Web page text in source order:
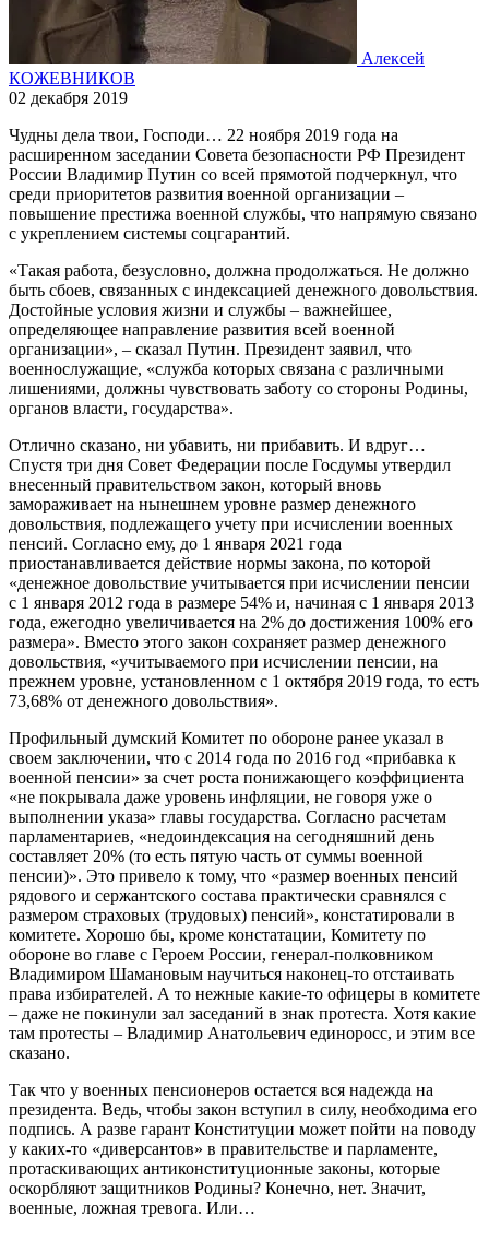
Алексей
КОЖЕВНИКОВ
02 декабря 2019
Чудны дела твои, Господи… 22 ноября 2019 года на
расширенном заседании Совета безопасности РФ Президент
России Владимир Путин со всей прямотой подчеркнул, что
среди приоритетов развития военной организации –
повышение престижа военной службы, что напрямую связано
с укреплением системы соцгарантий.
«Такая работа, безусловно, должна продолжаться. Не должно
быть сбоев, связанных с индексацией денежного довольствия.
Достойные условия жизни и службы – важнейшее,
определяющее направление развития всей военной
организации», – сказал Путин. Президент заявил, что
военнослужащие, «служба которых связана с различными
лишениями, должны чувствовать заботу со стороны Родины,
органов власти, государства».
Отлично сказано, ни убавить, ни прибавить. И вдруг…
Спустя три дня Совет Федерации после Госдумы утвердил
внесенный правительством закон, который вновь
замораживает на нынешнем уровне размер денежного
довольствия, подлежащего учету при исчислении военных
пенсий. Согласно ему, до 1 января 2021 года
приостанавливается действие нормы закона, по которой
«денежное довольствие учитывается при исчислении пенсии
с 1 января 2012 года в размере 54% и, начиная с 1 января 2013
года, ежегодно увеличивается на 2% до достижения 100% его
размера». Вместо этого закон сохраняет размер денежного
довольствия, «учитываемого при исчислении пенсии, на
прежнем уровне, установленном с 1 октября 2019 года, то есть
73,68% от денежного довольствия».
Профильный думский Комитет по обороне ранее указал в
своем заключении, что с 2014 года по 2016 год «прибавка к
военной пенсии» за счет роста понижающего коэффициента
«не покрывала даже уровень инфляции, не говоря уже о
выполнении указа» главы государства. Согласно расчетам
парламентариев, «недоиндексация на сегодняшний день
составляет 20% (то есть пятую часть от суммы военной
пенсии)». Это привело к тому, что «размер военных пенсий
рядового и сержантского состава практически сравнялся с
размером страховых (трудовых) пенсий», констатировали в
комитете. Хорошо бы, кроме констатации, Комитету по
обороне во главе с Героем России, генерал-полковником
Владимиром Шамановым научиться наконец-то отстаивать
права избирателей. А то нежные какие-то офицеры в комитете
– даже не покинули зал заседаний в знак протеста. Хотя какие
там протесты – Владимир Анатольевич единоросс, и этим все
сказано.
Так что у военных пенсионеров остается вся надежда на
президента. Ведь, чтобы закон вступил в силу, необходима его
подпись. А разве гарант Конституции может пойти на поводу
у каких-то «диверсантов» в правительстве и парламенте,
протаскивающих антиконституционные законы, которые
оскорбляют защитников Родины? Конечно, нет. Значит,
военные, ложная тревога. Или…